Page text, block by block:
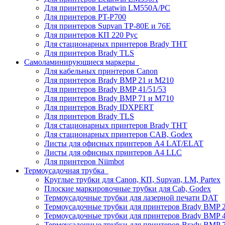
Для принтеров Letatwin LM550A/PC
Для принтеров PT-P700
Для принтеров Supvan TP-80E и 76E
Для принтеров КП 220 Рус
Для стационарных принтеров Brady THT
Для принтеров Brady TLS
Самоламинирующиеся маркеры
Для кабельных принтеров Canon
Для принтеров Brady BMP 21 и M210
Для принтеров Brady BMP 41/51/53
Для принтеров Brady BMP 71 и M710
Для принтеров Brady IDXPERT
Для принтеров Brady TLS
Для стационарных принтеров Brady THT
Для стационарных принтеров CAB, Godex
Листы для офисных принтеров А4 LAT/ELAT
Листы для офисных принтеров А4 LLC
Для принтеров Niimbot
Термоусадочная трубка
Круглые трубки для Canon, КП, Supvan, LM, Partex
Плоские маркировочные трубки для Cab, Godex
Термоусадочные трубки для лазерной печати DAT
Термоусадочные трубки для принтеров Brady BMP
Термоусадочные трубки для принтеров Brady BMP